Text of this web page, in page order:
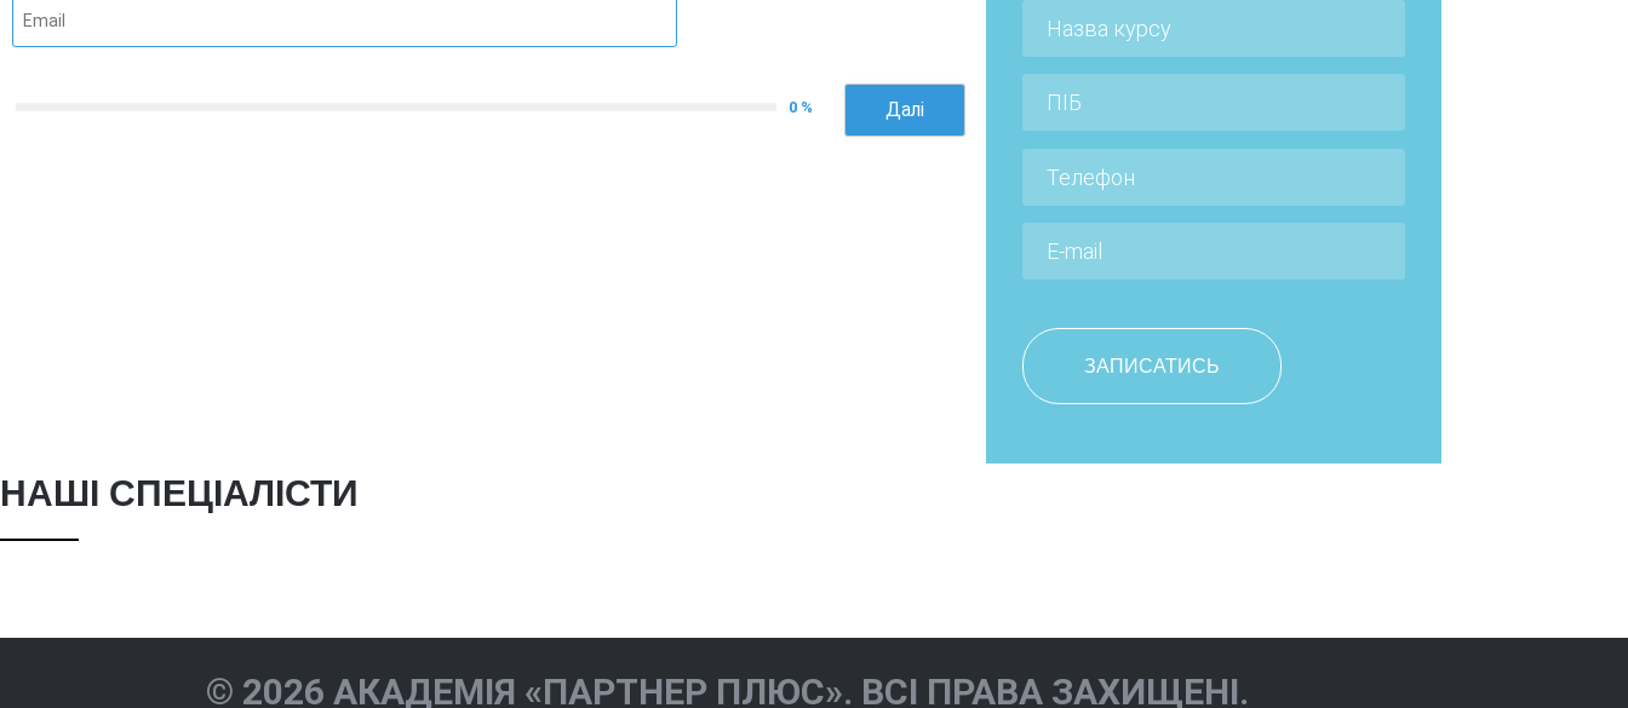
0 % Далі
НАШІ СПЕЦІАЛІСТИ
Жиленкова
Катерина Ігорівна
© 2026 АКАДЕМІЯ «ПАРТНЕР ПЛЮС». ВСІ ПРАВА ЗАХИЩЕНІ.